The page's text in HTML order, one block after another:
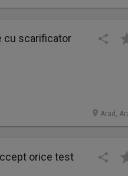
cu scarificator
Arad,
orice test